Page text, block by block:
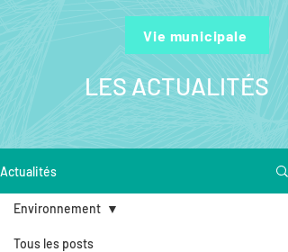
Vie municipale
LES ACTUALITÉS
Actualités
Tous les posts
Environnement